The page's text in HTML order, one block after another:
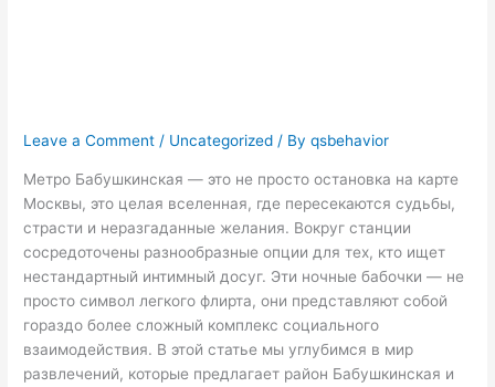
Leave a Comment / Uncategorized / Byqsbehavior
Метро Бабушкинская — это не просто остановка на карте
Москвы, это целая вселенная, где пересекаются судьбы,
страсти и неразгаданные желания. Вокруг станции
сосредоточены разнообразные опции для тех, кто ищет
нестандартный интимный досуг. Эти ночные бабочки — не
просто символ легкого флирта, они представляют собой
гораздо более сложный комплекс социального
взаимодействия. В этой статье мы углубимся в мир
развлечений, которые предлагает район Бабушкинская и